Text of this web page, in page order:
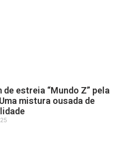
de estreia “Mundo Z” pela
mistura ousada de